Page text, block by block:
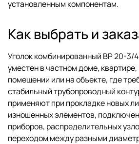
установленным компонентам.
Как выбрать и
Уголок комбинированный ВР 20-3/
уместен в частном доме,
помещении или на объекте, где
стабильный трубопроводный
применяют при прокладке новых
изношенных элементов,
приборов, распределительных
переходом между разными